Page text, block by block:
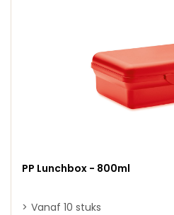
PP Lunchbox - 800ml
Vanaf 10 stuks